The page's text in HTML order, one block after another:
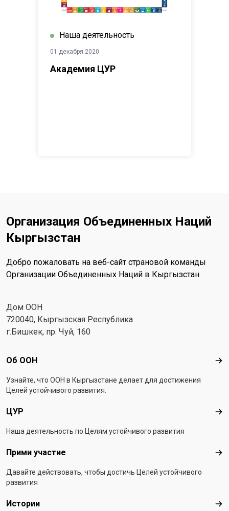
Наша деятельность
01 декабря 2020
Академия ЦУР
Организация Объединенных Наций
Кыргызстан
Добро пожаловать на веб-сайт страновой команды
Организации Объединенных Наций в Кыргызстан
Дом ООН
720040, Кыргызская Республика
г.Бишкек, пр. Чуй, 160
Footer menu
Об ООН Об
Узнайте, что ООН в Кыргызстанe делает для достижения
Целей устойчивого развития.
ЦУР
Наша деятельность по Целям устойчивого развития
Прими участие
Давайте действовать, чтобы достичь Целей устойчивого
развития
Истории